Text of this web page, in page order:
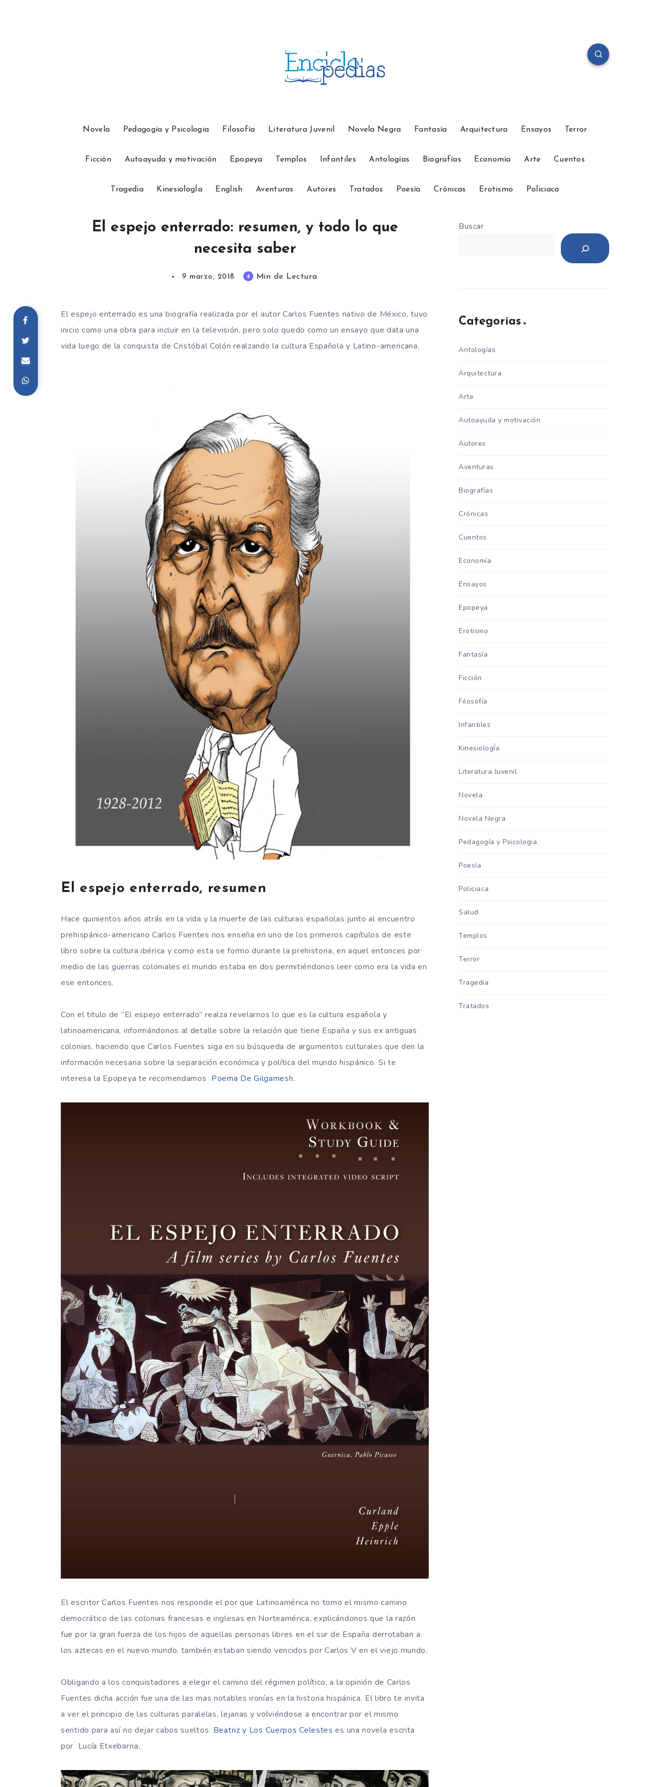
Novela Pedagogía y Psicologia Filosofía Literatura Juvenil Novela Negra Fantasía Arquitectura Ensayos Terror
Ficción Autoayuda y motivación Epopeya Templos Infantiles Antologías Biografías Economía Arte Cuentos
Tragedia KinesiologÍa English Aventuras Autores Tratados Poesía Crónicas Erotismo Policiaca
El espejo enterrado: resumen, y todo lo que
necesita saber
9 marzo, 2018 4 Min de Lectura
El espejo enterrado es una biografía realizada por el autor Carlos Fuentes nativo de México, tuvo
inicio como una obra para incluir en la televisión, pero solo quedo como un ensayo que data una
vida luego de la conquista de Cristóbal Colón realzando la cultura Española y Latino-americana.
El espejo enterrado, resumen
Hace quinientos años atrás en la vida y la muerte de las culturas españolas junto al encuentro
prehispánico-americano Carlos Fuentes nos enseña en uno de los primeros capítulos de este
libro sobre la cultura ibérica y como esta se formo durante la prehistoria, en aquel entonces por
medio de las guerras coloniales el mundo estaba en dos permitiéndonos leer como era la vida en
ese entonces.
Con el titulo de ”El espejo enterrado” realza revelarnos lo que es la cultura española y
latinoamericana, informándonos al detalle sobre la relación que tiene España y sus ex antiguas
colonias, haciendo que Carlos Fuentes siga en su búsqueda de argumentos culturales que den la
información necesaria sobre la separación económica y política del mundo hispánico. Si te
interesa la Epopeya te recomendamos Poema De Gilgamesh.
El escritor Carlos Fuentes nos responde el por que Latinoamérica no tomo el mismo camino
democrático de las colonias francesas e inglesas en Norteamérica, explicándonos que la razón
fue por la gran fuerza de los hijos de aquellas personas libres en el sur de España derrotaban a
los aztecas en el nuevo mundo, también estaban siendo vencidos por Carlos V en el viejo mundo.
Obligando a los conquistadores a elegir el camino del régimen político, a la opinión de Carlos
Fuentes dicha acción fue una de las mas notables ironías en la historia hispánica. El libro te invita
a ver el principio de las culturas paralelas, lejanas y volviéndose a encontrar por el mismo
sentido para así no dejar cabos sueltos. Beatriz y Los Cuerpos Celestes es una novela escrita
por Lucía Etxebarria,
Buscar
Categorías
Antologías
Arquitectura
Arte
Autoayuda y motivación
Autores
Aventuras
Biografías
Crónicas
Cuentos
Economía
Ensayos
Epopeya
Erotismo
Fantasía
Ficción
Filosofía
Infantiles
KinesiologÍa
Literatura Juvenil
Novela
Novela Negra
Pedagogía y Psicologia
Poesía
Policiaca
Salud
Templos
Terror
Tragedia
Tratados